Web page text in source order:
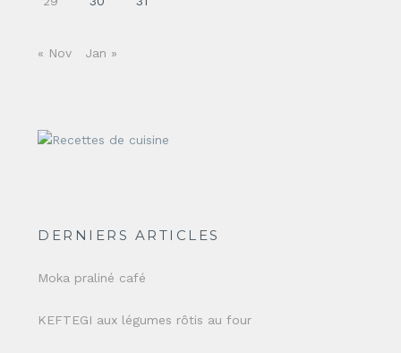
« Nov Jan »
DERNIERS ARTICLES
Moka praliné café
KEFTEGI aux légumes rôtis au four